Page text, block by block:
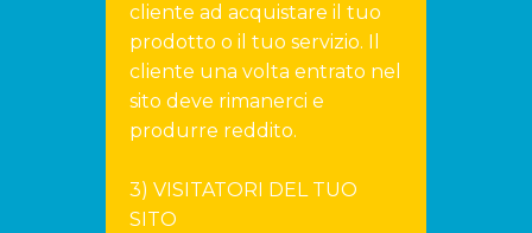
cliente ad acquistare il tuo
prodotto o il tuo servizio. Il
cliente una volta entrato nel
sito deve rimanerci e
produrre reddito.
3) VISITATORI DEL TUO
SITO